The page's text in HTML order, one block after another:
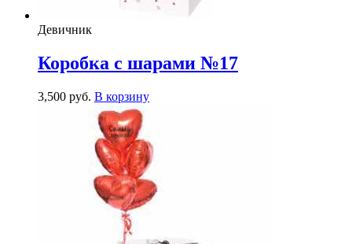
Девичник
Коробка с шарами №17
3,500 руб. В корзину